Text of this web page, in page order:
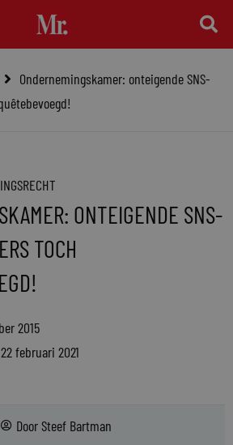
Ondernemingskamer: onteigende SNS-
ONTEIGENDE SNS-
TOCH
2015
februari 2021
DoorSteef Bartman